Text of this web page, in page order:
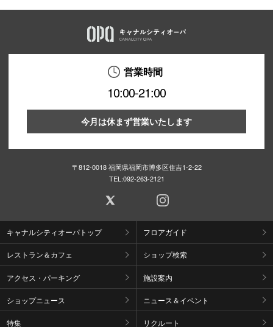
営業時間
10:00-21:00
今月は休まず営業いたします
〒812-0018 福岡県福岡市博多区住吉1-2-22
TEL:092-263-2121
キャナルシティオーパトップ フロアガイド
レストラン＆カフェ ショップ検索
アクセス・パーキング 施設案内
ショップニュース ニュース＆イベント
特集 リクルート